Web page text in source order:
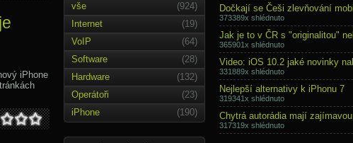
iPhone
vše
(924)
Internet
(19)
VoIP
(64)
Software
(28)
Hardware
(132)
Operátoři
(23)
iPhone
(190)
Dočkají se Češi zlevňování
373389x shlédnuto
Jak je to v ČR s "originalitou"
365901x shlédnuto
Video: iOS 10.2 jaké novinky
331889x shlédnuto
Nejlepší alternativy k iPhonu 7
319341x shlédnuto
Chytrá autorádia mají
317319x shlédnuto